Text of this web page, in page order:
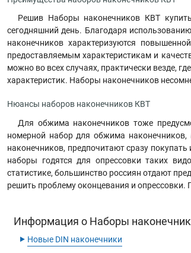
Решив Наборы наконечников КВТ
сегодняшний день. Благодаря
наконечников характеризуются
предоставляемым характеристикам и
можно во всех случаях, практически везде,
характеристик. Наборы наконечников
Нюансы наборов наконечников КВТ
Для обжима наконечников тоже
номерной набор для обжима наконечников,
наконечников, предпочитают сразу
наборы годятся для опрессовки таких
статистике, большинство россиян отдают
решить проблему оконцевания и
Информация о Наборы
‣ Новые DIN наконечники